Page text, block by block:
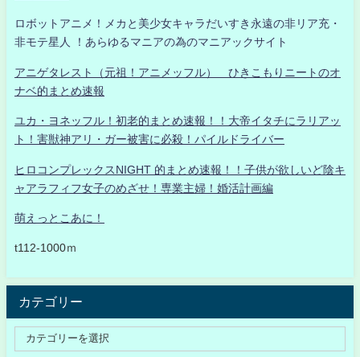
ロボットアニメ！メカと美少女キャラだいすき永遠の非リア充・
非モテ星人 ！あらゆるマニアの為のマニアックサイト
アニゲタレスト（元祖！アニメッフル） ひきこもりニートのオ
ナベ的まとめ速報
ユカ・ヨネッフル！初老的まとめ速報！！大帝イタチにラリアッ
ト！害獣神アリ・ガー被害に必殺！パイルドライバー
ヒロコンプレックスNIGHT 的まとめ速報！！子供が欲しいど陰キ
ャアラフィフ女子のめざせ！専業主婦！婚活計画編
萌えっとこあに！
t112-1000ｍ
カテゴリー